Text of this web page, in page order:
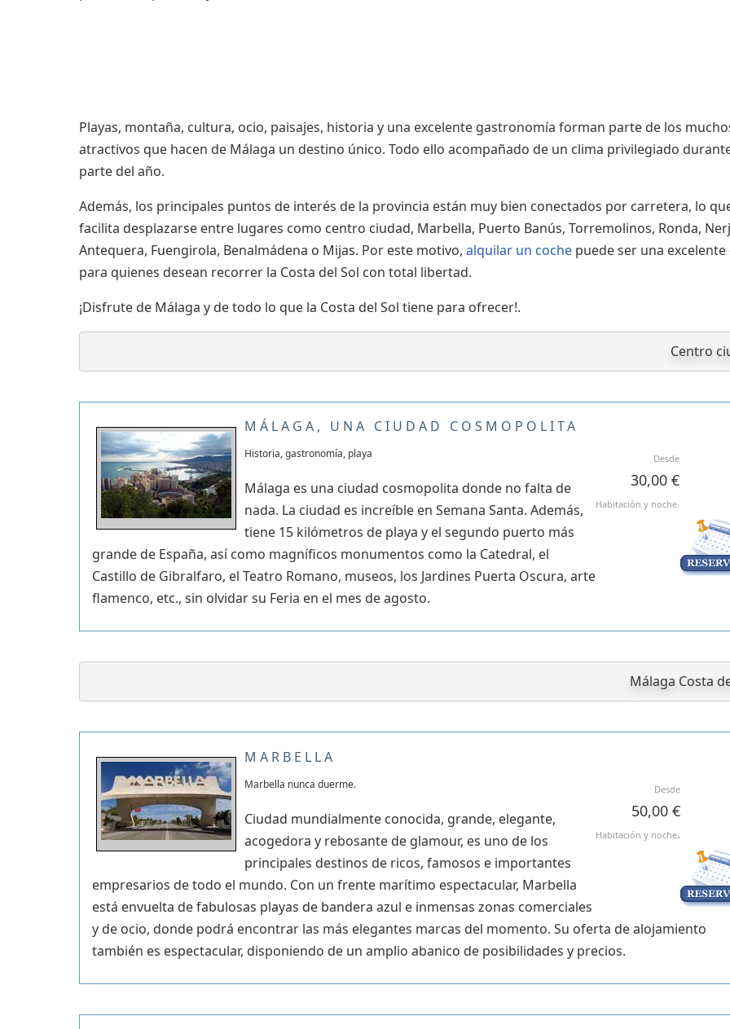
Playas, montaña, cultura, ocio, paisajes, historia y una excelente gastronomía forman parte de los
atractivos que hacen de Málaga un destino único. Todo ello acompañado de un clima privilegiado
parte del año.
Además, los principales puntos de interés de la provincia están muy bien conectados por carretera, lo
facilita desplazarse entre lugares como centro ciudad, Marbella, Puerto Banús, Torremolinos, Ronda,
Antequera, Fuengirola, Benalmádena o Mijas. Por este motivo, alquilar un coche puede ser una
para quienes desean recorrer la Costa del Sol con total libertad.
¡Disfrute de Málaga y de todo lo que la Costa del Sol tiene para ofrecer!.
Centro
MÁLAGA, UNA CIUDAD COSMOPOLITA
Desde
30,00 €
Habitación y noche.
Historia, gastronomía, playa
Málaga es una ciudad cosmopolita donde no falta de
nada. La ciudad es increíble en Semana Santa. Además,
tiene 15 kilómetros de playa y el segundo puerto más
grande de España, así como magníficos monumentos como la Catedral, el
Castillo de Gibralfaro, el Teatro Romano, museos, los Jardines Puerta Oscura, arte
flamenco, etc., sin olvidar su Feria en el mes de agosto.
Málaga Costa
MARBELLA
Desde
50,00 €
Habitación y noche.
Marbella nunca duerme.
Ciudad mundialmente conocida, grande, elegante,
acogedora y rebosante de glamour, es uno de los
principales destinos de ricos, famosos e importantes
empresarios de todo el mundo. Con un frente marítimo espectacular, Marbella
está envuelta de fabulosas playas de bandera azul e inmensas zonas comerciales
y de ocio, donde podrá encontrar las más elegantes marcas del momento. Su oferta de alojamiento
también es espectacular, disponiendo de un amplio abanico de posibilidades y precios.